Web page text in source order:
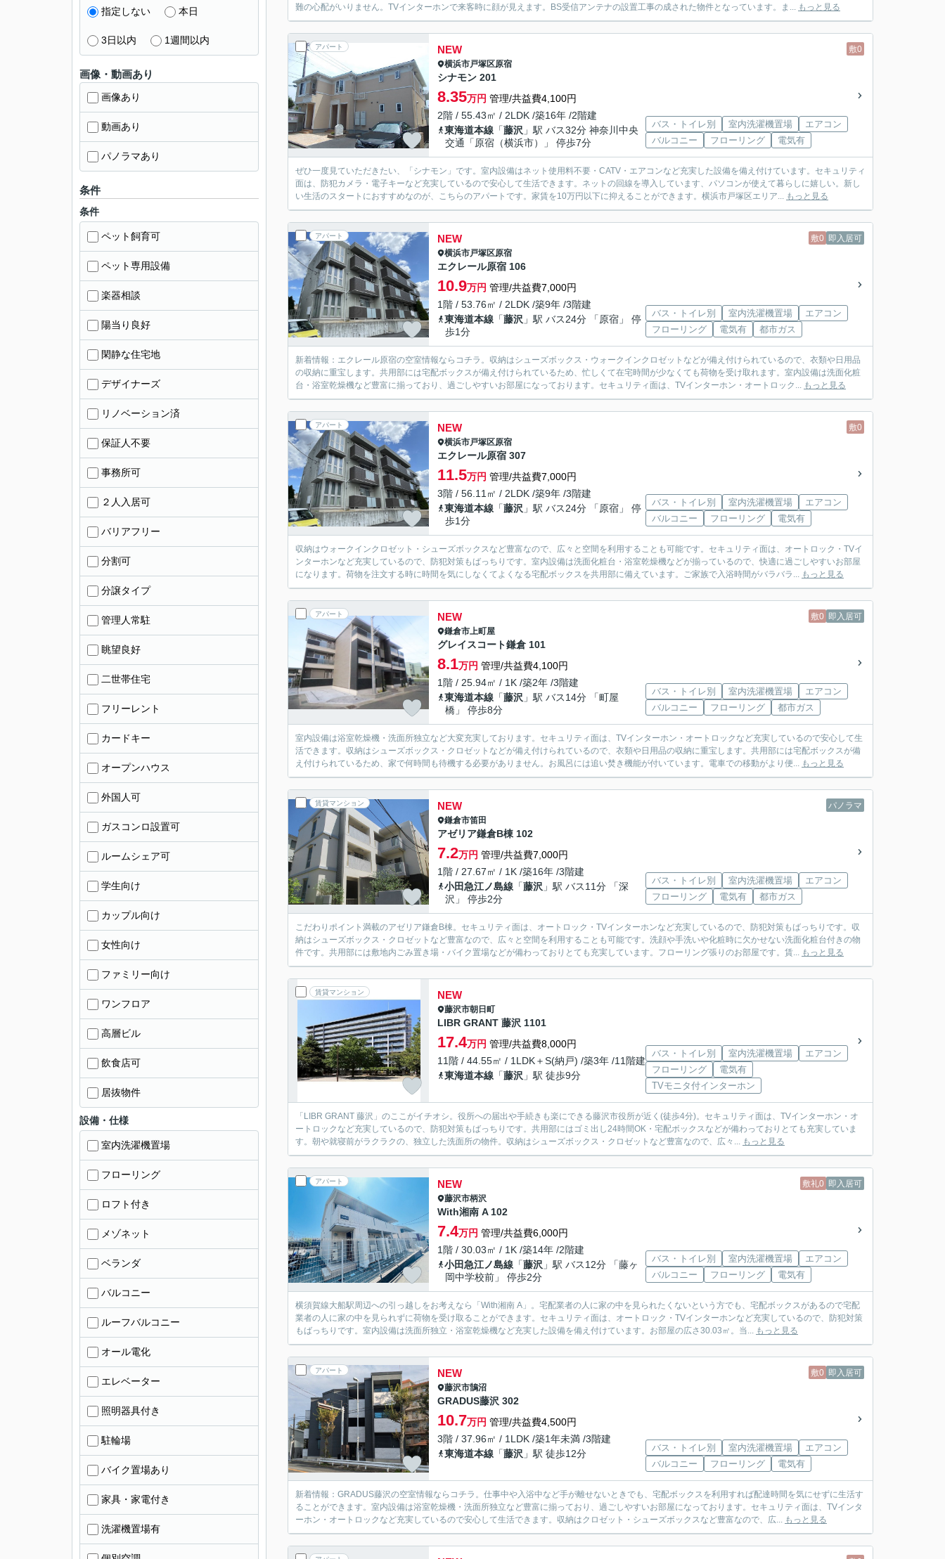
難の心配がいりません。TVインターホンで来客時に顔が見えます。BS受信アンテナの設置工事の成された物件となっています。ま... もっと見る
アパート 敷0
NEW
横浜市戸塚区原宿
シナモン 201
8.35万円 管理/共益費4,100円
2階 / 55.43㎡ / 2LDK /築16年 /2階建
東海道本線 「藤沢 」駅 バス32分 神奈川中央
交通「原宿（横浜市）」 停歩7分
バス・トイレ別 室内洗濯機置場
エアコン
バルコニー
フローリング 電気有
ぜひ一度見ていただきたい、「シナモン」です。室内設備はネット使用料不要・CATV・エアコンなど充実した設備を備え付けています。セキュリティ
面は、防犯カメラ・電子キーなど充実しているので安心して生活できます。ネットの回線を導入しています、パソコンが使えて暮らしに嬉しい。新し
い生活のスタートにおすすめなのが、こちらのアパートです。家賃を10万円以下に抑えることができます。横浜市戸塚区エリア... もっと見る
アパート 敷0 即入居可
NEW
横浜市戸塚区原宿
エクレール原宿 106
10.9万円 管理/共益費7,000円
1階 / 53.76㎡ / 2LDK /築9年 /3階建
東海道本線 「藤沢 」駅 バス24分 「原宿」 停
歩1分
バス・トイレ別 室内洗濯機置場
エアコン
フローリング
電気有 都市ガス
新着情報：エクレール原宿の空室情報ならコチラ。収納はシューズボックス・ウォークインクロゼットなどが備え付けられているので、衣類や日用品
の収納に重宝します。共用部には宅配ボックスが備え付けられているため、忙しくて在宅時間が少なくても荷物を受け取れます。室内設備は洗面化粧
台・浴室乾燥機など豊富に揃っており、過ごしやすいお部屋になっております。セキュリティ面は、TVインターホン・オートロック... もっと見る
アパート 敷0
NEW
横浜市戸塚区原宿
エクレール原宿 307
11.5万円 管理/共益費7,000円
3階 / 56.11㎡ / 2LDK /築9年 /3階建
東海道本線 「藤沢 」駅 バス24分 「原宿」 停
歩1分
バス・トイレ別 室内洗濯機置場
エアコン
バルコニー
フローリング 電気有
収納はウォークインクロゼット・シューズボックスなど豊富なので、広々と空間を利用することも可能です。セキュリティ面は、オートロック・TVイ
ンターホンなど充実しているので、防犯対策もばっちりです。室内設備は洗面化粧台・浴室乾燥機などが揃っているので、快適に過ごしやすいお部屋
になります。荷物を注文する時に時間を気にしなくてよくなる宅配ボックスを共用部に備えています。ご家族で入浴時間がバラバラ... もっと見る
アパート 敷0 即入居可
NEW
鎌倉市上町屋
グレイスコート鎌倉 101
8.1万円 管理/共益費4,100円
1階 / 25.94㎡ / 1K /築2年 /3階建
東海道本線 「藤沢 」駅 バス14分 「町屋
橋」 停歩8分
バス・トイレ別 室内洗濯機置場
エアコン
バルコニー
フローリング 都市ガス
室内設備は浴室乾燥機・洗面所独立など大変充実しております。セキュリティ面は、TVインターホン・オートロックなど充実しているので安心して生
活できます。収納はシューズボックス・クロゼットなどが備え付けられているので、衣類や日用品の収納に重宝します。共用部には宅配ボックスが備
え付けられているため、家で何時間も待機する必要がありません。お風呂には追い焚き機能が付いています。電車での移動がより便... もっと見る
賃貸マンション パノラマ
NEW
鎌倉市笛田
アゼリア鎌倉B棟 102
7.2万円 管理/共益費7,000円
1階 / 27.67㎡ / 1K /築16年 /3階建
小田急江ノ島線 「藤沢 」駅 バス11分 「深
沢」 停歩2分
バス・トイレ別 室内洗濯機置場
エアコン
フローリング
電気有 都市ガス
こだわりポイント満載のアゼリア鎌倉B棟。セキュリティ面は、オートロック・TVインターホンなど充実しているので、防犯対策もばっちりです。収
納はシューズボックス・クロゼットなど豊富なので、広々と空間を利用することも可能です。洗顔や手洗いや化粧時に欠かせない洗面化粧台付きの物
件です。共用部には敷地内ごみ置き場・バイク置場などが備わっておりとても充実しています。フローリング張りのお部屋です。賃... もっと見る
賃貸マンション NEW
藤沢市朝日町
LIBR GRANT 藤沢 1101
17.4万円 管理/共益費8,000円
11階 / 44.55㎡ / 1LDK＋S(納戸) /築3年 /11階建
東海道本線 「藤沢 」駅 徒歩9分
バス・トイレ別 室内洗濯機置場
エアコン
フローリング
電気有
TVモニタ付インターホン
「LIBR GRANT 藤沢」のここがイチオシ。役所への届出や手続きも楽にできる藤沢市役所が近く(徒歩4分)。セキュリティ面は、TVインターホン・オ
ートロックなど充実しているので、防犯対策もばっちりです。共用部にはゴミ出し24時間OK・宅配ボックスなどが備わっておりとても充実していま
す。朝や就寝前がラクラクの、独立した洗面所の物件。収納はシューズボックス・クロゼットなど豊富なので、広々... もっと見る
アパート 敷礼0 即入居可
NEW
藤沢市柄沢
With湘南 A 102
7.4万円 管理/共益費6,000円
1階 / 30.03㎡ / 1K /築14年 /2階建
小田急江ノ島線 「藤沢 」駅 バス12分 「藤ヶ
岡中学校前」 停歩2分
バス・トイレ別 室内洗濯機置場
エアコン
バルコニー
フローリング 電気有
横須賀線大船駅周辺への引っ越しをお考えなら「With湘南 A」。宅配業者の人に家の中を見られたくないという方でも、宅配ボックスがあるので宅配
業者の人に家の中を見られずに荷物を受け取ることができます。セキュリティ面は、オートロック・TVインターホンなど充実しているので、防犯対策
もばっちりです。室内設備は洗面所独立・浴室乾燥機など充実した設備を備え付けています。お部屋の広さ30.03㎡。当... もっと見る
アパート 敷0 即入居可
NEW
藤沢市鵠沼
GRADUS藤沢 302
10.7万円 管理/共益費4,500円
3階 / 37.96㎡ / 1LDK /築1年未満 /3階建
東海道本線 「藤沢 」駅 徒歩12分
バス・トイレ別 室内洗濯機置場
エアコン
バルコニー
フローリング 電気有
新着情報：GRADUS藤沢の空室情報ならコチラ。仕事中や入浴中など手が離せないときでも、宅配ボックスを利用すれば配達時間を気にせずに生活す
ることができます。室内設備は浴室乾燥機・洗面所独立など豊富に揃っており、過ごしやすいお部屋になっております。セキュリティ面は、TVインタ
ーホン・オートロックなど充実しているので安心して生活できます。収納はクロゼット・シューズボックスなど豊富なので、広... もっと見る
指定しない 本日
3日以内 1週間以内
画像・動画あり
画像あり
動画あり
パノラマあり
条件
条件
ペット飼育可
ペット専用設備
楽器相談
陽当り良好
閑静な住宅地
デザイナーズ
リノベーション済
保証人不要
事務所可
２人入居可
バリアフリー
分割可
分譲タイプ
管理人常駐
眺望良好
二世帯住宅
フリーレント
カードキー
オープンハウス
外国人可
ガスコンロ設置可
ルームシェア可
学生向け
カップル向け
女性向け
ファミリー向け
ワンフロア
高層ビル
飲食店可
居抜物件
設備・仕様
室内洗濯機置場
フローリング
ロフト付き
メゾネット
ベランダ
バルコニー
ルーフバルコニー
オール電化
エレベーター
照明器具付き
駐輪場
バイク置場あり
家具・家電付き
洗濯機置場有